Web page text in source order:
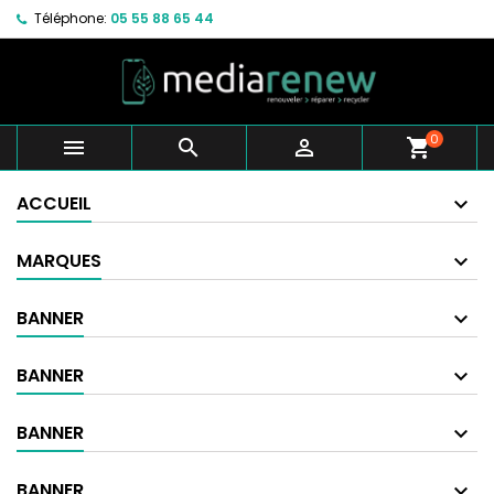
Téléphone: 05 55 88 65 44
   shopping_cart0
ACCUEIL
MARQUES
BANNER
BANNER
BANNER